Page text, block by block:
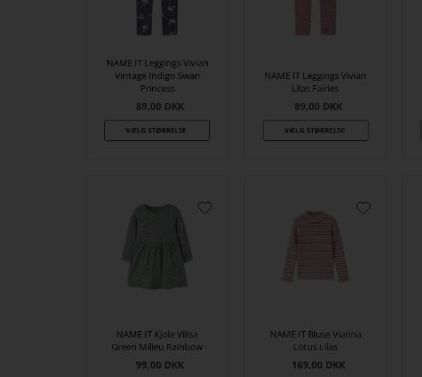
NAME IT Leggings Vivian
Vintage Indigo Swan
Princess
89,00 DKK
NAME IT Leggings Vivian
Lilas Fairies
89,00 DKK
NAME IT Kjole Vilisa
Green Milieu Rainbow
99,00 DKK
NAME IT Bluse Vianna
Lotus Lilas
169,00 DKK